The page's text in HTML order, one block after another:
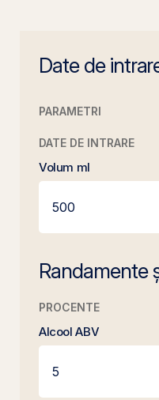
Date de
PARAMETRI
DATE DE INTRARE
Volum ml
Randamente
PROCENTE
Alcool ABV